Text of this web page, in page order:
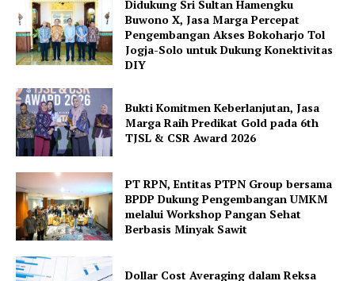
Didukung Sri Sultan Hamengku
Buwono X, Jasa Marga Percepat
Pengembangan Akses Bokoharjo Tol
Jogja-Solo untuk Dukung Konektivitas
DIY
Bukti Komitmen Keberlanjutan, Jasa
Marga Raih Predikat Gold pada 6th
TJSL & CSR Award 2026
PT RPN, Entitas PTPN Group bersama
BPDP Dukung Pengembangan UMKM
melalui Workshop Pangan Sehat
Berbasis Minyak Sawit
Dollar Cost Averaging dalam Reksa